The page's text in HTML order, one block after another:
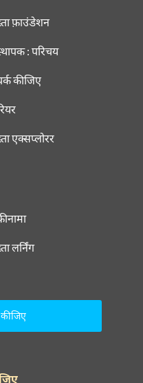
फ़ाउंडेशन
: परिचय
कीजिए
एक्सप्लोरर
लर्निंग